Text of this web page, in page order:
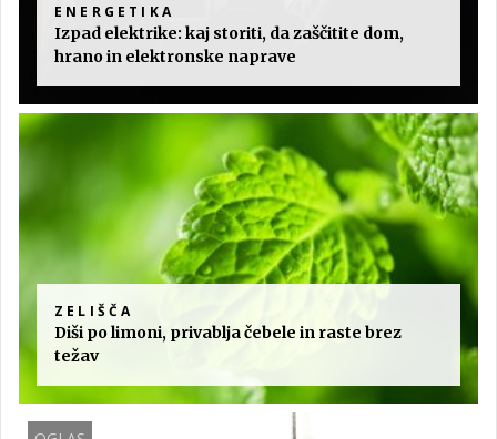
ENERGETIKA
Izpad elektrike: kaj storiti, da zaščitite dom,
hrano in elektronske naprave
ZELIŠČA
Diši po limoni, privablja čebele in raste brez
težav